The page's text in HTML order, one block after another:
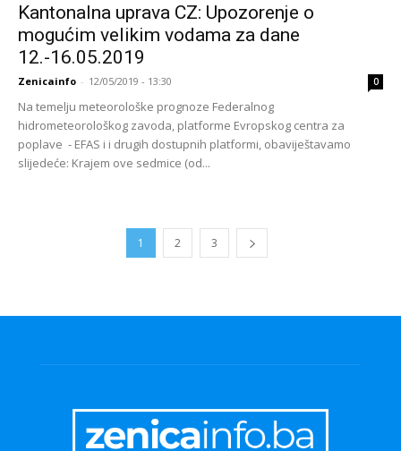
Kantonalna uprava CZ: Upozorenje o
mogućim velikim vodama za dane
12.-16.05.2019
Zenicainfo - 12/05/2019 - 13:30 0
Na temelju meteorološke prognoze Federalnog
hidrometeorološkog zavoda, platforme Evropskog centra za
poplave - EFAS i i drugih dostupnih platformi, obaviještavamo
slijedeće: Krajem ove sedmice (od...
1 2 3